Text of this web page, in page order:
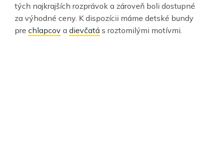
tých najkrajších rozprávok a zároveň boli dostupné
za výhodné ceny. K dispozícii máme detské bundy
pre chlapcov a dievčatá s roztomilými motívmi.